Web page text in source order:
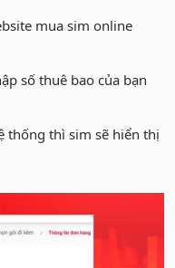
mua sim online
số thuê bao của bạn
thống thì sim sẽ hiển thị